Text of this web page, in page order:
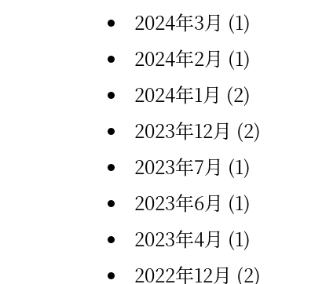
2024年3月 (1)
2024年2月 (1)
2024年1月 (2)
2023年12月 (2)
2023年7月 (1)
2023年6月 (1)
2023年4月 (1)
2022年12月 (2)